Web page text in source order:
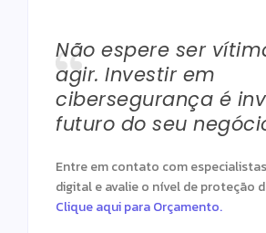
Não espere ser
agir. Investir em
cibersegurança é
futuro do seu
Entre em contato com
digital e avalie o nível de proteção
Clique aqui para Orçamento.